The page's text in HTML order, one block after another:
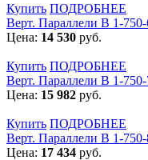
Купить ПОДРОБНЕЕ
Верт. Параллели В 1-
Цена: 14 530 руб.
Купить ПОДРОБНЕЕ
Верт. Параллели В 1-
Цена: 15 982 руб.
Купить ПОДРОБНЕЕ
Верт. Параллели В 1-
Цена: 17 434 руб.